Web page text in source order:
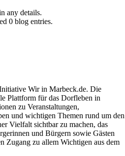
any details.
0 blog entries.
Wir in Marbeck.de. Die
Plattform für das Dorfleben in
zu Veranstaltungen,
und wichtigen Themen rund um den
Vielfalt sichtbar zu machen, das
und Bürgern sowie Gästen
Zugang zu allem Wichtigen aus dem